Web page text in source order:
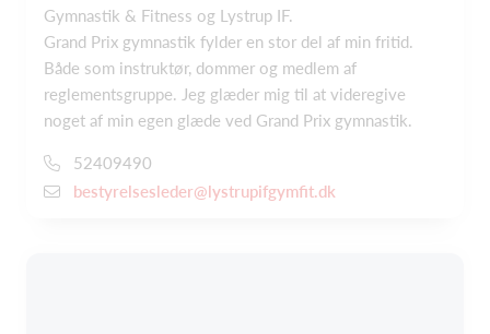
Gymnastik & Fitness og Lystrup IF.
Grand Prix gymnastik fylder en stor del af min fritid.
Både som instruktør, dommer og medlem af
reglementsgruppe. Jeg glæder mig til at videregive
noget af min egen glæde ved Grand Prix gymnastik.
52409490
bestyrelsesleder@lystrupifgymfit.dk